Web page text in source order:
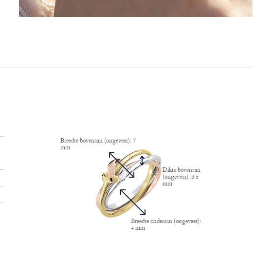
Breedte bovenaan (ongeveer): 7
mm
Dikte bovenaan
(ongeveer): 3.5
mm
Breedte onderaan (ongeveer):
4 mm